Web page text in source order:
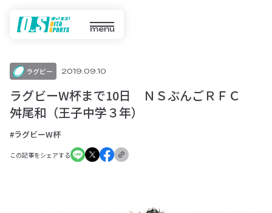
menu
ラグビー 2019.09.10
ラグビーW杯まで10日 ＮＳぶんごＲＦＣ
舛尾和（王子中学３年）
#ラグビーW杯
この記事をシェアする